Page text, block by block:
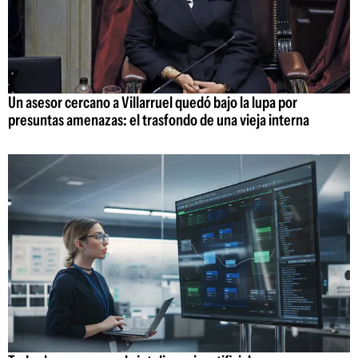
Un asesor cercano a Villarruel quedó bajo la lupa por
presuntas amenazas: el trasfondo de una vieja interna